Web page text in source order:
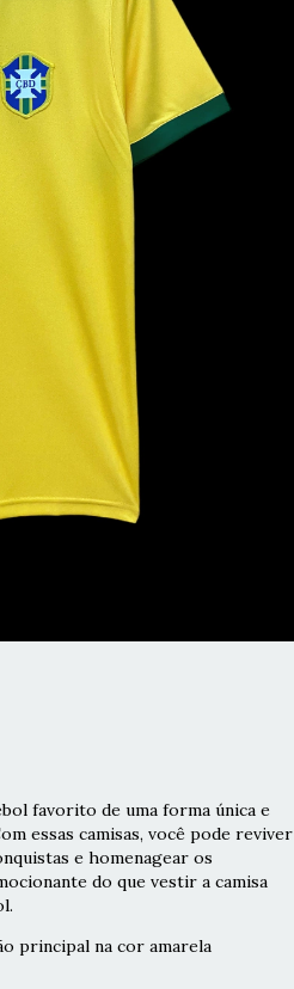
favorito de uma forma única e
essas camisas, você pode reviver
e homenagear os
do que vestir a camisa
principal na cor amarela